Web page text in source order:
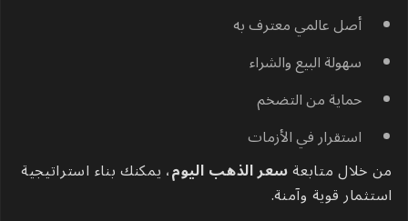
أصل عالمي معترف به
سهولة البيع والشراء
حماية من التضخم
استقرار في الأزمات
من خلال متابعةسعر الذهب اليوم، يمكنك بناء استراتيجية
استثمار قوية وآمنة.